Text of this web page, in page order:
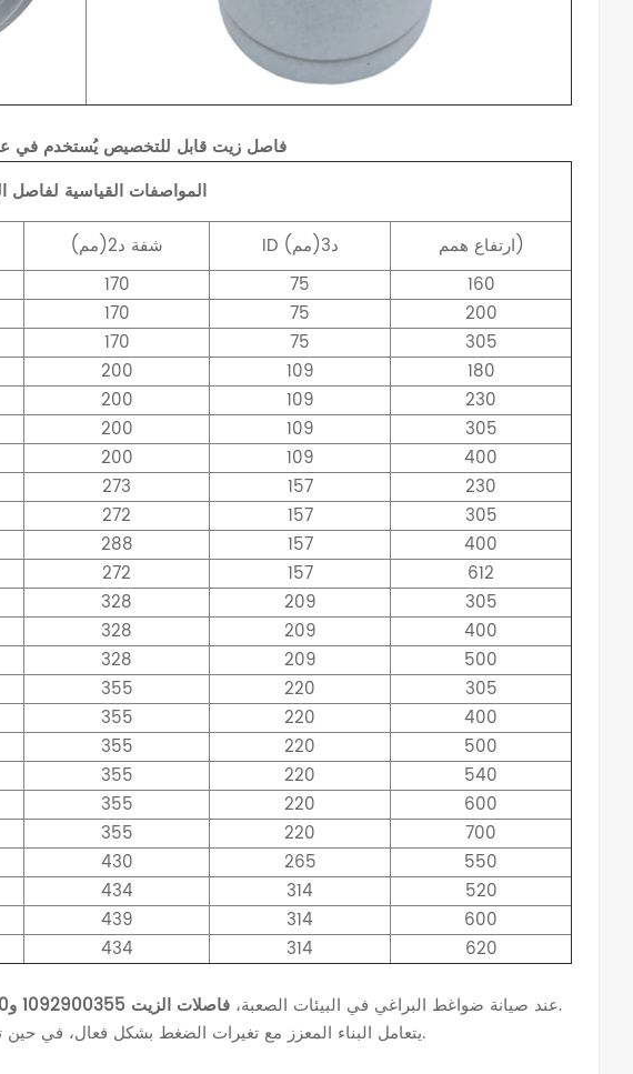
1092900355 3002619010 فاصل زيت قابل للتخصيص
المواصفات القياسية لفاصل
شفة د2(مم) ID د3(مم) ارتفاعهمم)
170 75
160
170 75
200
170 75
305
200 109
180
200 109
230
200 109
305
200 109
400
273 157
230
272 157
305
288 157
400
272 157
612
328 209
305
328 209
400
328 209
500
355 220
305
355 220
400
355 220
500
355 220
540
355 220
600
355 220
700
430 265
550
434 314
520
439 314
600
434 314 620
عند صيانة ضواغط البراغي في البيئات الصعبة، فاصلات الزيت 1092900355 و3002619010
توفير أداء قوي من خلال التصميم المتخصص.
يتعامل البناء المعزز مع تغيرات الضغط بشكل فعال، في حين تضمن وسائط الترشيح المحسنة فصل الزيت بشكل متسق.